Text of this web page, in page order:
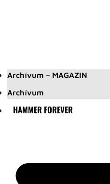
Archívum – MAGAZIN
Archívum
HAMMER FOREVER